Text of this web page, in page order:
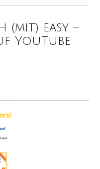
(mit) easy –
YouTube